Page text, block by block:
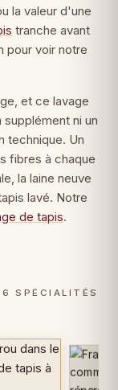
la valeur d'une
tranche avant
pour voir notre
et ce lavage
ni un
technique. Un
fibres à chaque
la laine neuve
lavé. Notre
de tapis.
6 SPÉCIALITÉS